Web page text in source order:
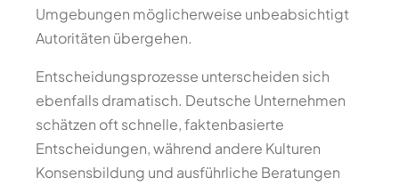
Umgebungen möglicherweise unbeabsichtigt
Autoritäten übergehen.
Entscheidungsprozesse unterscheiden sich
ebenfalls dramatisch. Deutsche Unternehmen
schätzen oft schnelle, faktenbasierte
Entscheidungen, während andere Kulturen
Konsensbildung und ausführliche Beratungen